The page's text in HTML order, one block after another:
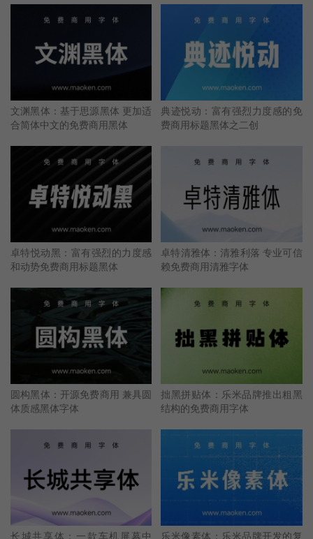
文渊黑体：基于思源黑体 更加适
合简体中文的免费商用黑体
典迹悦动：富有强烈力度感的免
费商用标题黑体之二创
卓特悦动黑：富有强烈的力度感
和动势免费商用标题黑体
卓特清雅体：清雅利落 专业可信
赖免费商用清雅字体
圆构黑体：开源免费商用 兼具圆
体质感黑体字体
拙黑拼贴体：乐米品牌推出粗黑
结构的免费商用字体
长城共享体：一款车机屏幕中
乐米像素体：乐米品牌开发的复